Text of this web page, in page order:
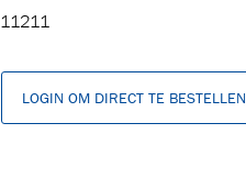
11211
LOGIN OM DIRECT TE BESTELLEN